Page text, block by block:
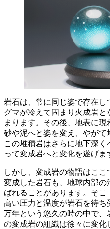
岩石は、常に同じ姿で存在し
グマが冷えて固まり火成岩と
まります。その後、 地表に現
砂や泥へと姿を変え、やがて
この堆積岩はさらに地下深く
って変成岩へと変化を遂げま
しかし、変成岩の物語はこ
変成した岩石も、 地球内部の
ばれる ことがあります。そこ
高い圧力と温度が岩石を待ち
万年という悠久の時の中で
の変成岩の組織は徐々に変化